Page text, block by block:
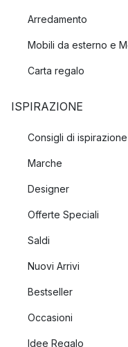
Arredamento
Mobili da esterno e
Carta regalo
ISPIRAZIONE
Consigli di ispirazione
Marche
Designer
Offerte Speciali
Saldi
Nuovi Arrivi
Bestseller
Occasioni
Idee Regalo